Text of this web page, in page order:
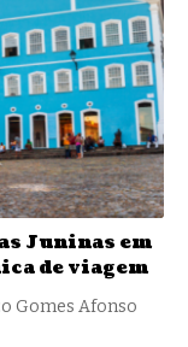
Juninas em
de viagem
Gomes Afonso